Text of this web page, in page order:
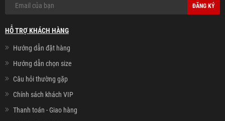
ĐĂNG KÝ
HỖ TRỢ KHÁCH HÀNG
Hướng dẫn đặt hàng
Hướng dẫn chọn size
Câu hỏi thường gặp
Chính sách khách VIP
Thanh toán - Giao hàng